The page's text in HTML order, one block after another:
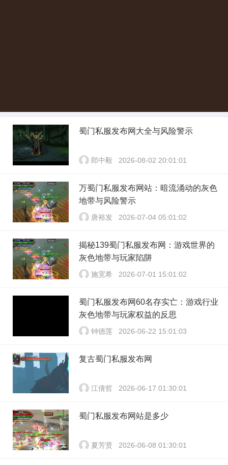
蜀门私服发布网大全与风险警示
郎中毅 2026-08-02 20:01:01
万蜀门私服发布网站：暗流涌动的灰色
地带与风险警示
唐裕发 2026-07-04 05:01:02
揭秘139蜀门私服发布网：游戏世界的
灰色地带与玩家陷阱
施宽希 2026-07-01 15:01:02
蜀门私服发布网60名存实亡：游戏行业
灰色地带与玩家权益的反思
钟德莲 2026-06-22 15:01:03
复古蜀门私服发布网
江倩哲 2026-06-17 01:30:01
蜀门私服发布网站是多少
夏芳贤 2026-06-08 01:30:01